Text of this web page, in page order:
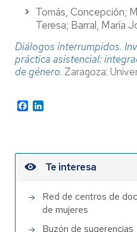
Tomás, Concepción;
Teresa; Barral, María
Diálogos interrumpidos.
práctica asistencial:
de género. Zaragoza:
Facebook
Te interesa
Red de centros de
de mujeres
Buzón de sugerencias